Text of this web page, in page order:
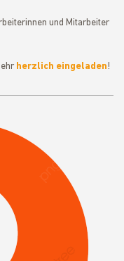
und Mitarbeiter
herzlich eingeladen!